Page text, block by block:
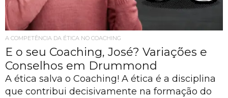
A COMPETÊNCIA DA ÉTICA NO COACHING
E o seu Coaching, José? Variações e
Conselhos em Drummond
A ética salva o Coaching! A ética é a disciplina
que contribui decisivamente na formação do